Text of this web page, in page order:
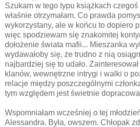
Szukam w tego typu książkach
właśnie otrzymałam. Co prawda
wykorzystany, ale w końcu to dopiero
więc spodziewam się znakomitej
dołożenie świata mafii... Mieszanka
wydawałoby się, że trudno z nią
najbardziej się to udało.
klanów, wewnętrzne intrygi i walki o
relacje między poszczególnymi
tym względem jest świetnie
Wspomniałam wcześniej o tej
Alessandra. Była, owszem. Chłopak